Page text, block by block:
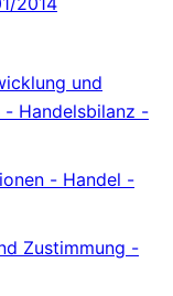
und
- Handelsbilanz -
- Handel -
Zustimmung -